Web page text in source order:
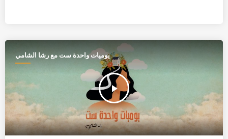
يوميات واحدة ست مع رشا الشامي
play_arrow